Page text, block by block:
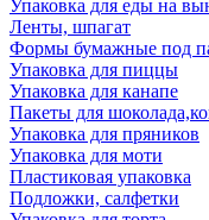
Упаковка для еды на
Ленты, шпагат
Формы бумажные под
Упаковка для пиццы
Упаковка для канапе
Пакеты для
Упаковка для пряников
Упаковка для моти
Пластиковая упаковка
Подложки, салфетки